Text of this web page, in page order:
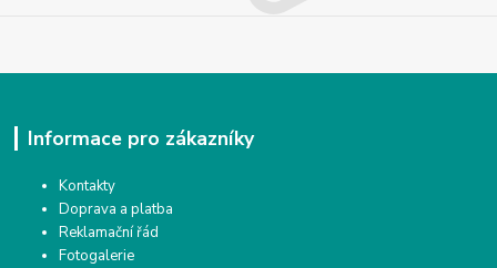
Informace pro zákazníky
Kontakty
Doprava a platba
Reklamační řád
Fotogalerie